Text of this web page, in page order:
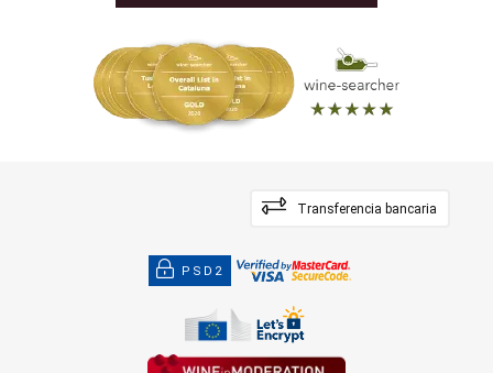
Transferencia bancaria
PSD2